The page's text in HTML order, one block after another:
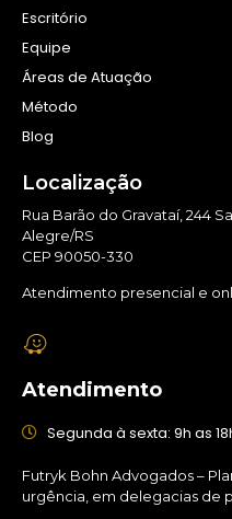
Escritório
Equipe
Áreas de Atuação
Método
Blog
Localização
Rua Barão do Gravataí, 244
Alegre/RS
CEP 90050-330
Atendimento presencial e
Atendimento
Segunda à sexta: 9h as
Futryk Bohn Advogados –
urgência, em delegacias de